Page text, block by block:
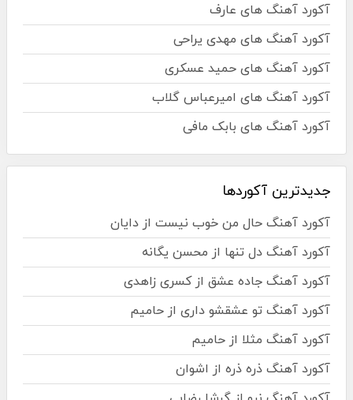
آکورد آهنگ های عارف
آکورد آهنگ های مهدی یراحی
آکورد آهنگ های حمید عسکری
آکورد آهنگ های امیرعباس گلاب
آکورد آهنگ های بابک مافی
جدیدترین آکوردها
آکورد آهنگ حال من خوب نیست از دایان
آکورد آهنگ دل تنها از محسن یگانه
آکورد آهنگ جاده عشق از کسری زاهدی
آکورد آهنگ تو عشقشو داری از حامیم
آکورد آهنگ مثلا از حامیم
آکورد آهنگ ذره ذره از اشوان